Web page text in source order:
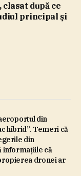
după ce
principal şi
din
hibrid”. Temeri că
din
informaţiile că
dronei ar